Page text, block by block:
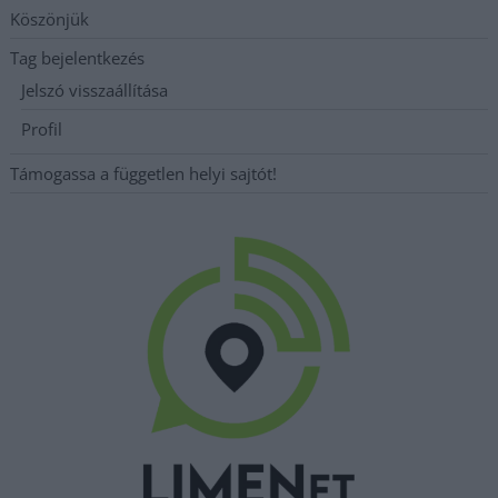
Köszönjük
Tag bejelentkezés
Jelszó visszaállítása
Profil
Támogassa a független helyi sajtót!